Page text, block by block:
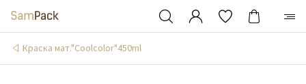
Краска мат."Coolcolor"450ml